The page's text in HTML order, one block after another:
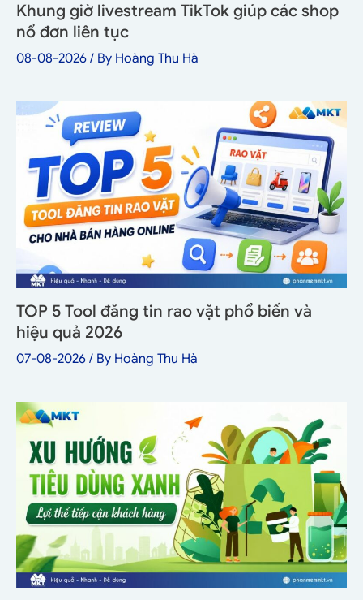
Khung giờ livestream TikTok giúp các shop
nổ đơn liên tục
08-08-2026 / By Hoàng Thu Hà
TOP 5 Tool đăng tin rao vặt phổ biến và
hiệu quả 2026
07-08-2026 / By Hoàng Thu Hà